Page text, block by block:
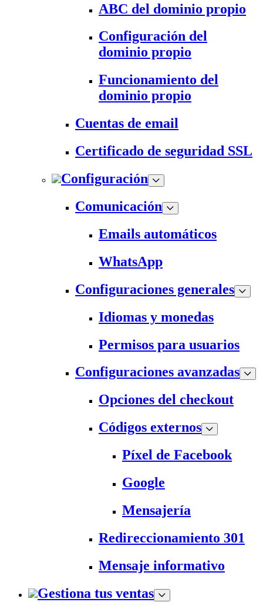
ABC del dominio propio
Configuración del
dominio propio
Funcionamiento del
dominio propio
Cuentas de email
Certificado de seguridad SSL
Configuración
Comunicación
Emails automáticos
WhatsApp
Configuraciones generales
Idiomas y monedas
Permisos para usuarios
Configuraciones avanzadas
Opciones del checkout
Códigos externos
Píxel de Facebook
Google
Mensajería
Redireccionamiento 301
Mensaje informativo
Gestiona tus ventas